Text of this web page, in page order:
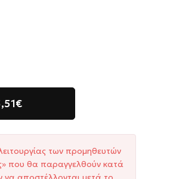
των προμηθευτών
που θα παραγγελθούν κατά